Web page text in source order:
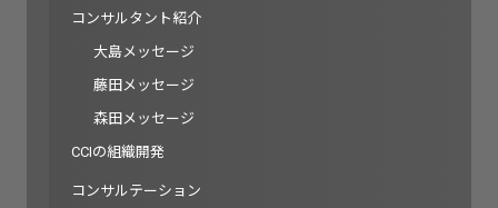
コンサルタント紹介
大島メッセージ
藤田メッセージ
森田メッセージ
CCIの組織開発
コンサルテーション